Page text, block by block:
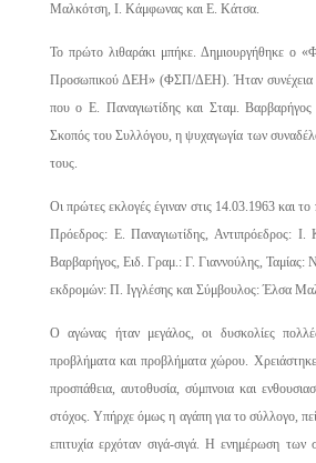
Μαλκότση, Ι. Κάμφωνας και Ε. Κάτσα.
Το πρώτο λιθαράκι μπήκε. Δημιουργήθηκε ο
Προσωπικού ΔΕΗ» (ΦΣΠ/ΔΕΗ). Ήταν συνέχεια
που ο Ε. Παναγιωτίδης και Σταμ. Βαρβαρήγος
Σκοπός του Συλλόγου, η ψυχαγωγία των
τους.
Οι πρώτες εκλογές έγιναν στις 14.03.1963 και
Πρόεδρος: Ε. Παναγιωτίδης, Αντιπρόεδρος:
Βαρβαρήγος, Ειδ. Γραμ.: Γ. Γιαννούλης,
εκδρομών: Π. Ιγγλέσης και Σύμβουλος: Έλσα
Ο αγώνας ήταν μεγάλος, οι δυσκολίες
προβλήματα και προβλήματα χώρου.
προσπάθεια, αυτοθυσία, σύμπνοια και
στόχος. Υπήρχε όμως η αγάπη για το σύλλογο,
επιτυχία ερχόταν σιγά-σιγά. Η ενημέρωση